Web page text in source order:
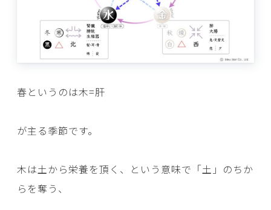
春というのは木=肝
が主る季節です。
木は土から栄養を頂く、という意味で「土」のちか
らを奪う、